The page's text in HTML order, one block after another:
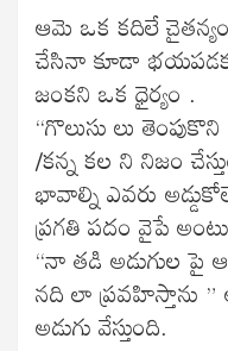
ఆమె ఒక కదిలే చైతన్యం
చేసినా కూడా భయపడక
జంకని ఒక ధైర్యం .
“గొలుసు లు
/కన్న కల ని నిజం
భావాల్ని ఎవరు
ప్రగతి పదం వైపే
“నా తడి అడుగుల పై
నది లా ప్రవహిస్తాను ”
అడుగు వేస్తుంది.